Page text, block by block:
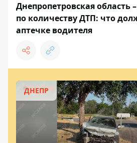
Днепропетровская область
по количеству ДТП: что
аптечке водителя
ДНЕПР